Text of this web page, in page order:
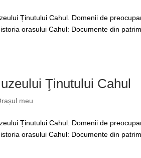
Ținutului Cahul. Domenii de
orasului Cahul: Documente din
Ţinutului Cahul
meu
Ținutului Cahul. Domenii de
orasului Cahul: Documente din